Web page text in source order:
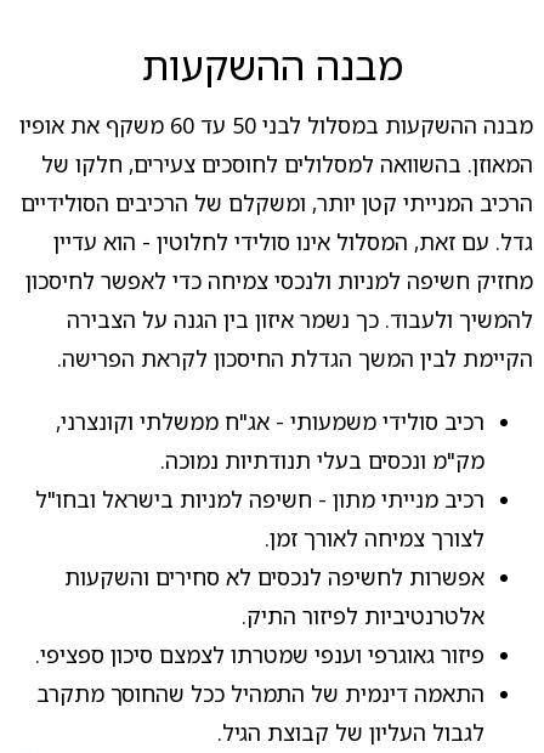
מבנה ההשקעות
מבנה ההשקעות במסלול לבני 50 עד 60 משקף את אופיו
המאוזן. בהשוואה למסלולים לחוסכים צעירים, חלקו של
הרכיב המנייתי קטן יותר, ומשקלם של הרכיבים הסולידיים
גדל. עם זאת, המסלול אינו סולידי לחלוטין - הוא עדיין
מחזיק חשיפה למניות ולנכסי צמיחה כדי לאפשר לחיסכון
להמשיך ולעבוד. כך נשמר איזון בין הגנה על הצבירה
הקיימת לבין המשך הגדלת החיסכון לקראת הפרישה.
רכיב סולידי משמעותי - אג"ח ממשלתי וקונצרני,
מק"מ ונכסים בעלי תנודתיות נמוכה.
רכיב מנייתי מתון - חשיפה למניות בישראל ובחו"ל
לצורך צמיחה לאורך זמן.
אפשרות לחשיפה לנכסים לא סחירים והשקעות
אלטרנטיביות לפיזור התיק.
פיזור גאוגרפי וענפי שמטרתו לצמצם סיכון ספציפי.
התאמה דינמית של התמהיל ככל שהחוסך מתקרב
לגבול העליון של קבוצת הגיל.